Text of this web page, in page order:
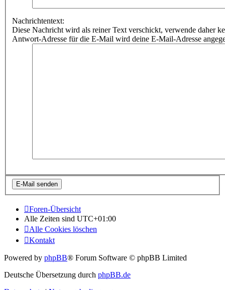
Nachrichtentext:
Diese Nachricht wird als reiner Text verschickt, verwende daher
Antwort-Adresse für die E-Mail wird deine E-Mail-Adresse
Foren-Übersicht
Alle Zeiten sind UTC+01:00
Alle Cookies löschen
Kontakt
Powered by phpBB® Forum Software © phpBB Limited
Deutsche Übersetzung durch phpBB.de